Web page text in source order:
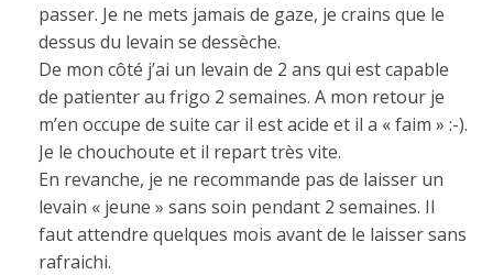
passer. Je ne mets jamais de gaze, je crains que le
dessus du levain se dessèche.
De mon côté j’ai un levain de 2 ans qui est capable
de patienter au frigo 2 semaines. A mon retour je
m’en occupe de suite car il est acide et il a « faim » :-).
Je le chouchoute et il repart très vite.
En revanche, je ne recommande pas de laisser un
levain « jeune » sans soin pendant 2 semaines. Il
faut attendre quelques mois avant de le laisser sans
rafraichi.